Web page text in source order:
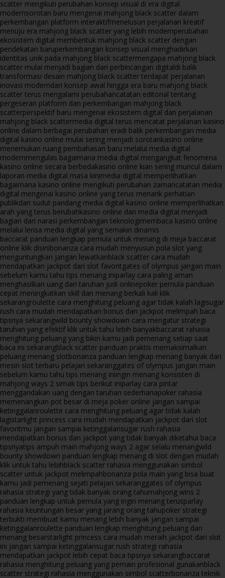
scatter mengikuti perubahan konsep visual di era digital
modernsorotan baru mengenai mahjong black scatter dalam
perkembangan platform interaktifmenelusuri perjalanan kreatif
menuju era mahjong black scatter yang lebih modernperubahan
ekosistem digital membentuk mahjong black scatter dengan
pendekatan baruperkembangan konsep visual menghadirkan
identitas unik pada mahjong black scattermengapa mahjong black
scatter mulai menjadi bagian dari perbincangan digitaldi balik
transformasi desain mahjong black scatter terdapat perjalanan
inovasi moderndari konsep awal hingga era baru mahjong black
scatter terus mengalami perubahancatatan editorial tentang
pergeseran platform dan perkembangan mahjong black
scatterperspektif baru mengenai ekosistem digital dan perjalanan
mahjong black scattermedia digital terus mencatat perjalanan kasino
online dalam berbagai perubahan eradi balik perkembangan media
digital kasino online mulai sering menjadi sorotankasino online
menemukan ruang pembahasan baru melalui media digital
modernmengulas bagaimana media digital mengangkat fenomena
kasino online secara berbedakasino online kian sering muncul dalam
laporan media digital masa kinimedia digital memperlihatkan
bagaimana kasino online mengikuti perubahan zamancatatan media
digital mengenai kasino online yang terus menarik perhatian
publikdari sudut pandang media digital kasino online memperlihatkan
arah yang terus berubahkasino online dan media digital menjadi
bagian dari narasi perkembangan teknologimembaca kasino online
melalui lensa media digital yang semakin dinamis
baccarat panduan lengkap pemula untuk menang di meja baccarat
online klik disinibonanza cara mudah menyusun pola slot yang
menguntungkan jangan lewatkanblack scatter cara mudah
mendapatkan jackpot dari slot favoritgates of olympus jangan main
sebelum kamu tahu tips menang iniparlay cara paling aman
menghasilkan uang dari taruhan judi onlinepoker pemula panduan
cepat meningkatkan skill dan menang berkali kali klik
sekarangroulette cara menghitung peluang agar tidak kalah lagisugar
rush cara mudah mendapatkan bonus dan jackpot melimpah baca
tipsnya sekarangwild bounty showdown cara mengatur strategi
taruhan yang efektif klik untuk tahu lebih banyakbaccarat rahasia
menghitung peluang yang bikin kamu jadi pemenang setiap saat
baca ini sekarangblack scatter panduan praktis memaksimalkan
peluang menang slotbonanza panduan lengkap menang banyak dari
mesin slot terbaru pelajari sekaranggates of olympus jangan main
sebelum kamu tahu tips menang iniingin menang konsisten di
mahjong ways 2 simak tips berikut iniparlay cara pintar
menggandakan uang dengan taruhan sederhanapoker rahasia
memenangkan pot besar di meja poker online jangan sampai
ketinggalanroulette cara menghitung peluang agar tidak kalah
lagistarlight princess cara mudah mendapatkan jackpot dari slot
favoritmu jangan sampai ketinggalansugar rush rahasia
mendapatkan bonus dan jackpot yang tidak banyak diketahui baca
tipsnyatips ampuh main mahjong ways 2 agar selalu menangwild
bounty showdown panduan lengkap menang di slot dengan mudah
klik untuk tahu lebihblack scatter rahasia menggunakan simbol
scatter untuk jackpot melimpahbonanza pola main yang bisa buat
kamu jadi pemenang sejati pelajari sekaranggates of olympus
rahasia strategi yang tidak banyak orang tahumahjong wins 2
panduan lengkap untuk pemula yang ingin menang terusparlay
rahasia keuntungan besar yang jarang orang tahupoker strategi
terbukti membuat kamu menang lebih banyak jangan sampai
ketinggalanroulette panduan lengkap menghitung peluang dan
menang besarstarlight princess cara mudah meraih jackpot dari slot
ini jangan sampai ketinggalansugar rush strategi rahasia
mendapatkan jackpot lebih cepat baca tipsnya sekarangbaccarat
rahasia menghitung peluang yang pemain profesional gunakanblack
scatter strategi rahasia menggunakan simbol scatterbonanza teknik